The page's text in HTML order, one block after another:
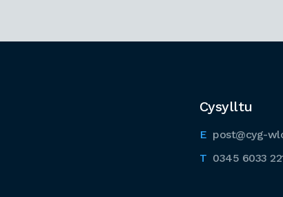
Cysylltu
post@cyg-
0345 6033